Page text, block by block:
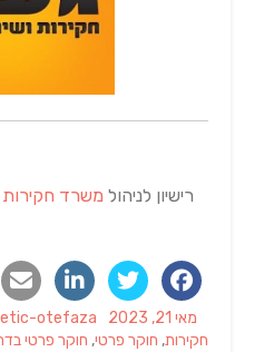
רישיון לניהול משרד חקירות
Posted
on
מאי 21, 2023 Author
otefaza
חקירות, חוקר פרטי, חוקר פרטי